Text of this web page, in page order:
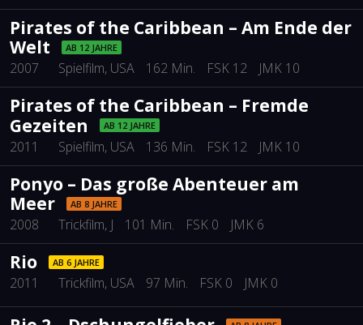
Pirates of the Caribbean – Am Ende der
Welt
AB 12 JAHRE
2007 Spielfilm, USA 162 Min. FSK 12 JMK 10
Pirates of the Caribbean – Fremde
Gezeiten
AB 12 JAHRE
2011 Spielfilm, USA 136 Min. FSK 12 JMK 10
Ponyo – Das große Abenteuer am
Meer
AB 8 JAHRE
2008 Trickfilm, J 101 Min. FSK 0 JMK 6
Rio AB 6 JAHRE
2011 Trickfilm, USA 97 Min. FSK 0 JMK 0